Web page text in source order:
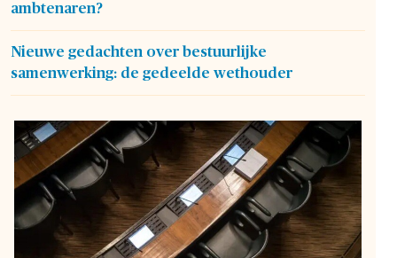
ambtenaren?
Nieuwe gedachten over bestuurlijke
samenwerking: de gedeelde wethouder